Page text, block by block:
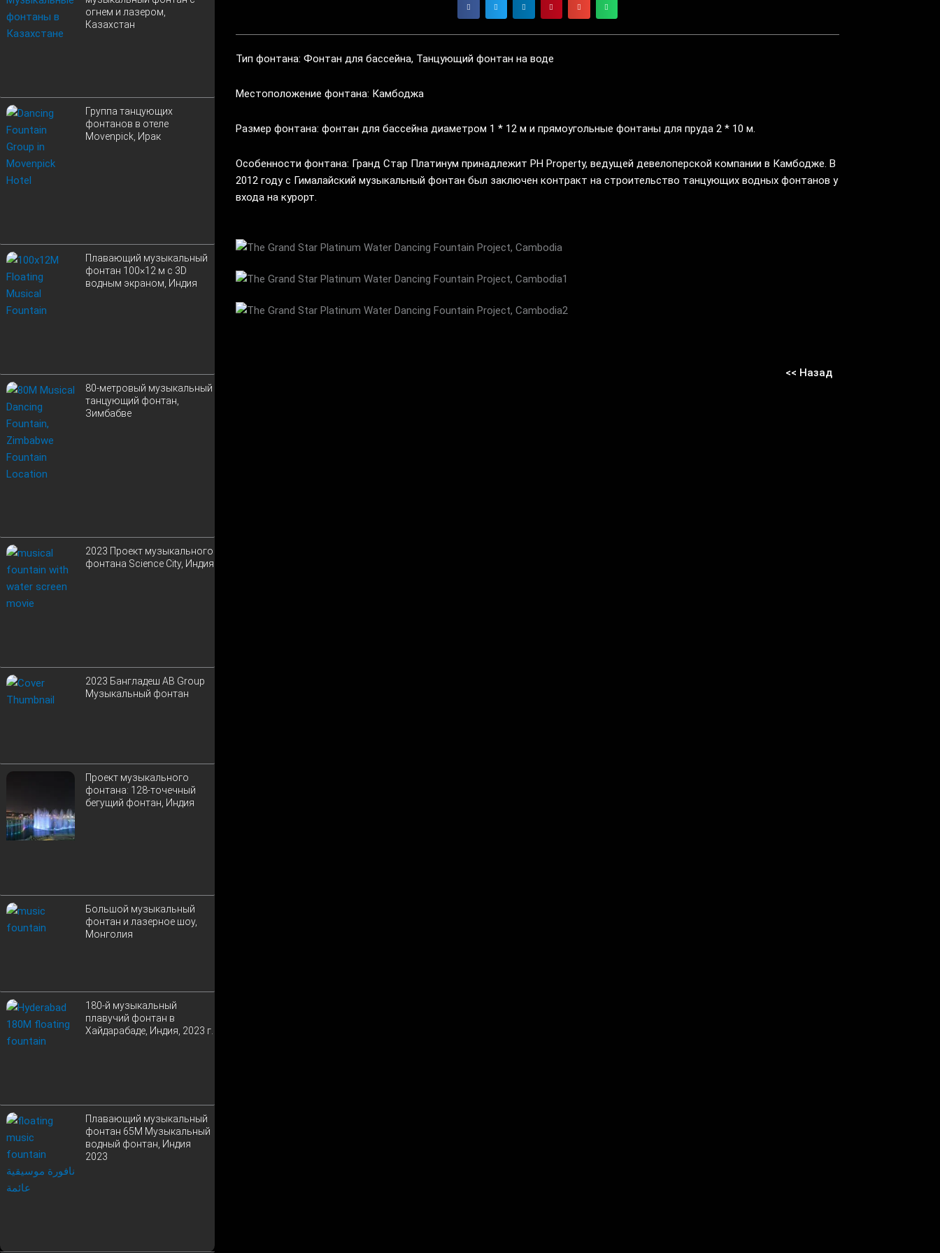
огнем и лазером,
Казахстан
Группа танцующих
фонтанов в отеле
Movenpick, Ирак
Плавающий музыкальный
фонтан 100×12 м с 3D
водным экраном, Индия
80-метровый музыкальный
танцующий фонтан,
Зимбабве
2023 Проект музыкального
фонтана Science City, Индия
2023 Бангладеш AB Group
Музыкальный фонтан
Проект музыкального
фонтана: 128-точечный
бегущий фонтан, Индия
Большой музыкальный
фонтан и лазерное шоу,
Монголия
180-й музыкальный
плавучий фонтан в
Хайдарабаде, Индия, 2023 г.
Плавающий музыкальный
фонтан 65M Музыкальный
водный фонтан, Индия
2023
Тип фонтана: Фонтан для бассейна, Танцующий фонтан на воде
Местоположение фонтана: Камбоджа
Размер фонтана: фонтан для бассейна диаметром 1 * 12 м и прямоугольные фонтаны для пруда 2 * 10 м.
Особенности фонтана: Гранд Стар Платинум принадлежит PH Property, ведущей девелоперской компании в Камбодже. В
2012 году с Гималайский музыкальный фонтан был заключен контракт на строительство танцующих водных фонтанов у
входа на курорт.
<< Назад